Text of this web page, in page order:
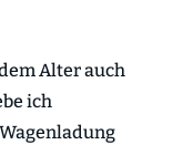
Alter auch
ich